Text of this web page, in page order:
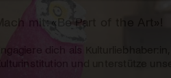
Mach mit: «Be Part of the Art»!